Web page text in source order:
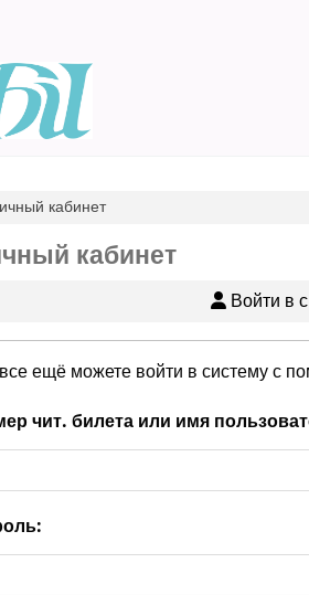
АБИ
кабинет
кабинет
Войти в
ещё можете войти в систему с
чит. билета или имя